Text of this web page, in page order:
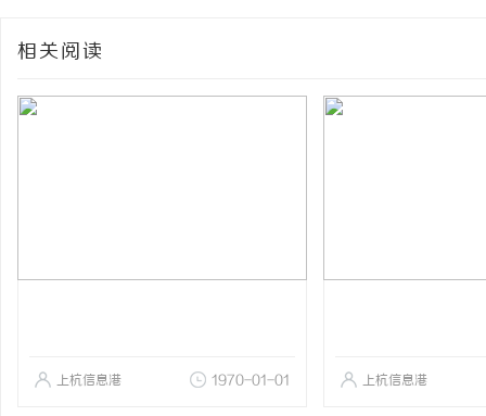
相关阅读
上杭信息港 1970-01-01 上杭信息港